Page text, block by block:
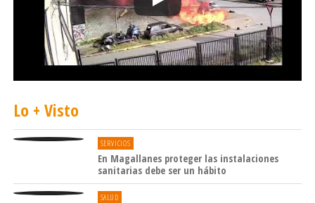
ventilación de hogares y lugares de trabajo.
Lo + Visto
SERVICIOS
En Magallanes proteger las instalaciones
sanitarias debe ser un hábito
SALUD